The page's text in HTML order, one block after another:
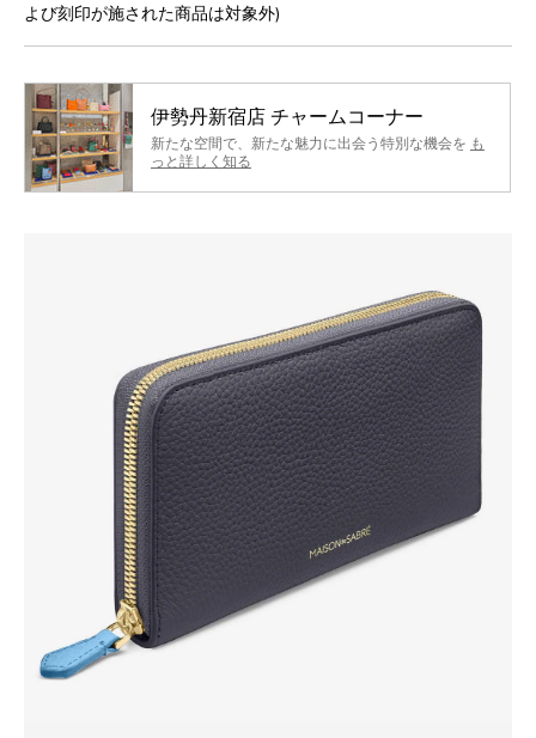
よび刻印が施された商品は対象外)
伊勢丹新宿店 チャームコーナー
新たな空間で、新たな魅力に出会う特別な機会を も
っと詳しく知る